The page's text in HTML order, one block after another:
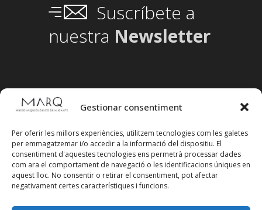
Gestionar consentiment
Per oferir les millors experiències, utilitzem tecnologies com les galetes
per emmagatzemar i/o accedir a la informació del dispositiu. El
consentiment d'aquestes tecnologies ens permetrà processar dades
com ara el comportament de navegació o les identificacions úniques en
aquest lloc. No consentir o retirar el consentiment, pot afectar
negativament certes característiques i funcions.
Suscríbete a
nuestra Newsletter